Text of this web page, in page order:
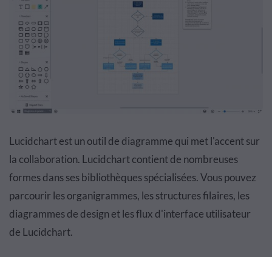
Lucidchart est un outil de diagramme qui met l'accent sur
la collaboration. Lucidchart contient de nombreuses
formes dans ses bibliothèques spécialisées. Vous pouvez
parcourir les organigrammes, les structures filaires, les
diagrammes de design et les flux d'interface utilisateur
de Lucidchart.